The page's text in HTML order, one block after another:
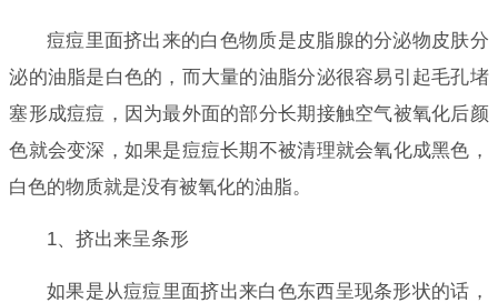
痘痘里面挤出来的白色物质是皮脂腺的分泌物皮肤分
泌的油脂是白色的，而大量的油脂分泌很容易引起毛孔堵
塞形成痘痘，因为最外面的部分长期接触空气被氧化后颜
色就会变深，如果是痘痘长期不被清理就会氧化成黑色，
白色的物质就是没有被氧化的油脂。
1、挤出来呈条形
如果是从痘痘里面挤出来白色东西呈现条形状的话，